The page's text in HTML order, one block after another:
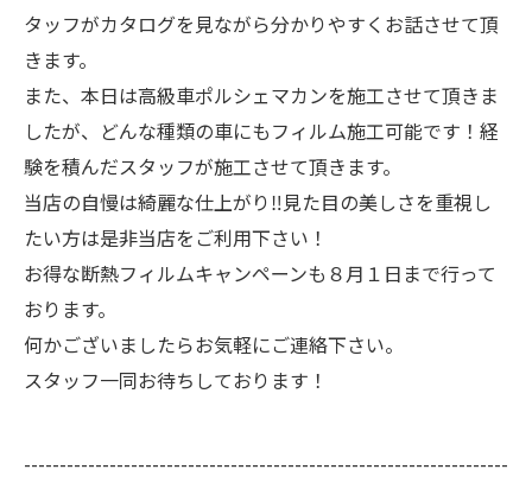
タッフがカタログを見ながら分かりやすくお話させて頂
きます。
また、本日は高級車ポルシェマカンを施工させて頂きま
したが、どんな種類の車にもフィルム施工可能です！経
験を積んだスタッフが施工させて頂きます。
当店の自慢は綺麗な仕上がり‼見た目の美しさを重視し
たい方は是非当店をご利用下さい！
お得な断熱フィルムキャンペーンも８月１日まで行って
おります。
何かございましたらお気軽にご連絡下さい。
スタッフ一同お待ちしております！
--------------------------------------------------------------------